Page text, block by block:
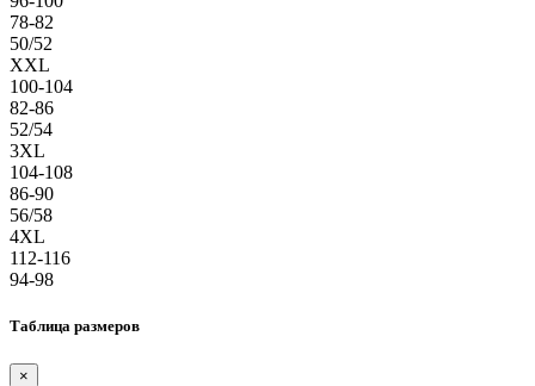
78-82
50/52
XXL
100-104
82-86
52/54
3XL
104-108
86-90
56/58
4XL
112-116
94-98
Таблица размеров
×